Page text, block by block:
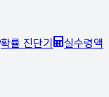
확률 진단기
실수령액